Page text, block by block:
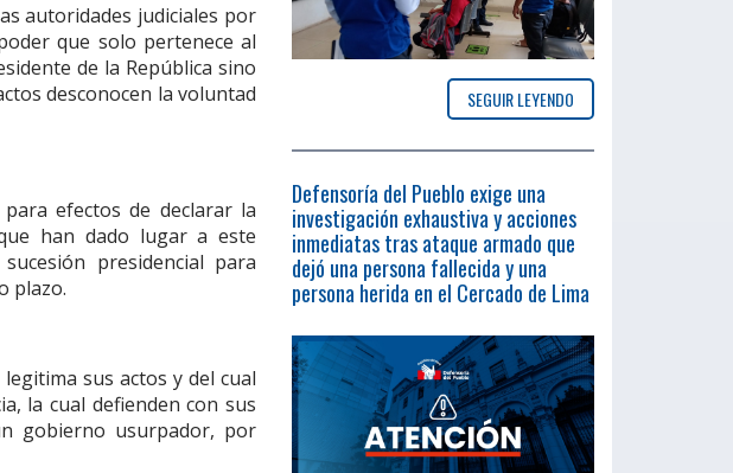
autoridades judiciales por
que solo pertenece al
de la República sino
desconocen la voluntad
efectos de declarar la
han dado lugar a este
presidencial para
plazo.
sus actos y del cual
la cual defienden con sus
gobierno usurpador, por
SEGUIR LEYENDO
Defensoría del Pueblo exige una
investigación exhaustiva y acciones
inmediatas tras ataque armado que
dejó una persona fallecida y una
persona herida en el Cercado de Lima